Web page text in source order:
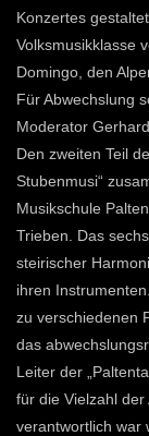
Konzertes
Volksmusikklasse
Domingo, den
Für Abwechslung
Moderator
Den zweiten Teil
Stubenmusi“
Musikschule
Trieben. Das
steirischer
ihren
zu verschiedenen
das
Leiter der
für die Vielzahl
verantwortlich war